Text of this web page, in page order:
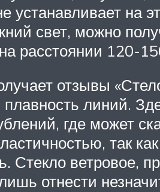
устанавливает
свет, можно
расстоянии 120-
отзывы
линий.
где может
так
Стекло ветровое,
отнести